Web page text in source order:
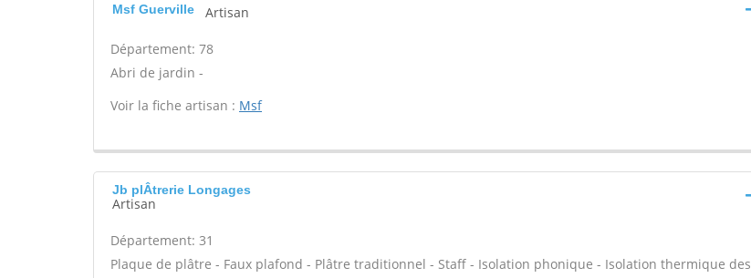
Msf Guerville Artisan
Département: 78
Abri de jardin -
Voir la fiche artisan : Msf
Jb plÂtrerie Longages
Artisan
Département: 31
Plaque de plâtre - Faux plafond - Plâtre traditionnel - Staff - Isolation phonique - Isolation thermique des